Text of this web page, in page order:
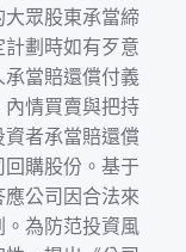
眾股東承當締
劃時如有歹意
當賠還償付義
情買賣與把持
者承當賠還償
購股份。基于
公司因合法來
為防范投資風